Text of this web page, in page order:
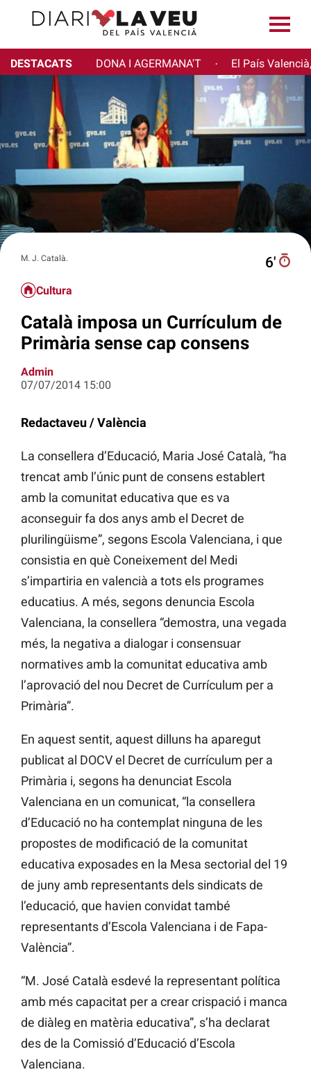
DESTACATS DONA I AGERMANA'T · El País
M. J. Català. 6′
Cultura
Català imposa un Currículum de
Primària sense cap consens
Admin
07/07/2014 15:00
Redactaveu / València
La consellera d’Educació, Maria José Català, “ha
trencat amb l’únic punt de consens establert
amb la comunitat educativa que es va
aconseguir fa dos anys amb el Decret de
plurilingüisme”, segons Escola Valenciana, i que
consistia en què Coneixement del Medi
s’impartiria en valencià a tots els programes
educatius. A més, segons denuncia Escola
Valenciana, la consellera “demostra, una vegada
més, la negativa a dialogar i consensuar
normatives amb la comunitat educativa amb
l’aprovació del nou Decret de Currículum per a
Primària”.
En aquest sentit, aquest dilluns ha aparegut
publicat al DOCV el Decret de currículum per a
Primària i, segons ha denunciat Escola
Valenciana en un comunicat, “la consellera
d’Educació no ha contemplat ninguna de les
propostes de modificació de la comunitat
educativa exposades en la Mesa sectorial del 19
de juny amb representants dels sindicats de
l’educació, que havien convidat també
representants d’Escola Valenciana i de Fapa-
València”.
“M. José Català esdevé la representant política
amb més capacitat per a crear crispació i manca
de diàleg en matèria educativa”, s’ha declarat
des de la Comissió d’Educació d’Escola
Valenciana.